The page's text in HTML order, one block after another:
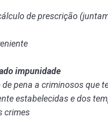
de prescrição
impunidade
pena a criminosos que
estabelecidas e dos
crimes